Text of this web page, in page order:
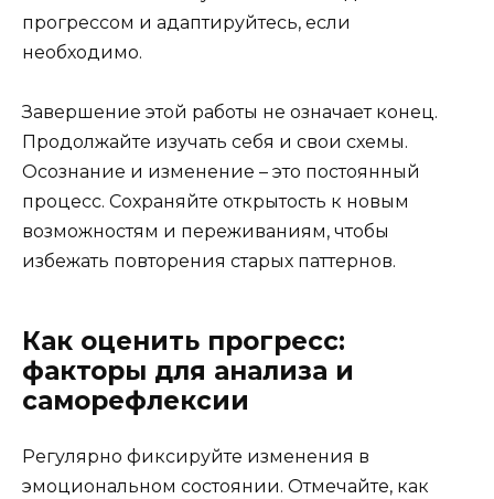
прогрессом и адаптируйтесь, если
необходимо.
Завершение этой работы не означает конец.
Продолжайте изучать себя и свои схемы.
Осознание и изменение – это постоянный
процесс. Сохраняйте открытость к новым
возможностям и переживаниям, чтобы
избежать повторения старых паттернов.
Как оценить прогресс:
факторы для анализа и
саморефлексии
Регулярно фиксируйте изменения в
эмоциональном состоянии. Отмечайте, как